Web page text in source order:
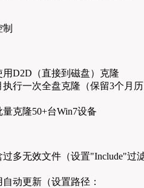
用D2D（直接到磁盘）克隆
执行一次全盘克隆（保留3个月历
克隆50+台Win7设备
多无效文件（设置"Include"过
动更新（设置路径：